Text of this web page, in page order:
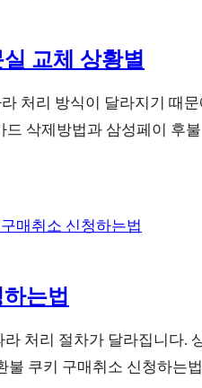
교체 상황별
처리 방식이 달라지기 때
삭제방법과 삼성페이 후
는법
처리 절차가 달라집니다.
쿠키 구매취소 신청하는